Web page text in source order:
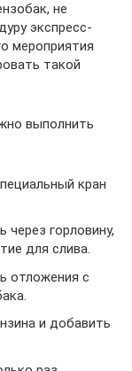
не
экспресс-
мероприятия
такой
выполнить
кран
горловину,
для слива.
отложения с
и добавить